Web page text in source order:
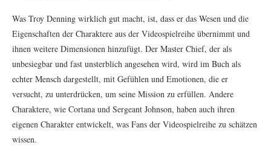
Was Troy Denning wirklich gut macht, ist, dass er das Wesen und die
Eigenschaften der Charaktere aus der Videospielreihe übernimmt und
ihnen weitere Dimensionen hinzufügt. Der Master Chief, der als
unbesiegbar und fast unsterblich angesehen wird, wird im Buch als
echter Mensch dargestellt, mit Gefühlen und Emotionen, die er
versucht, zu unterdrücken, um seine Mission zu erfüllen. Andere
Charaktere, wie Cortana und Sergeant Johnson, haben auch ihren
eigenen Charakter entwickelt, was Fans der Videospielreihe zu schätzen
wissen.